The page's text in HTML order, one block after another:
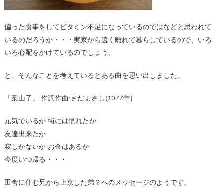
偏った食事をしてビタミン不足になっているのではなどと思われて
いるのだろうか・・・実家から遠く離れて暮らしているので、いろ
いろ心配をかけているのでしょう。
と、そんなことを考えているとある曲を思い出しました。
「案山子」 作詞作曲:さだまさし(1977年)
元気でいるか 街には慣れたか
友達出来たか
寂しかないか お金はあるか
今度いつ帰る・・・
田舎に住む兄から上京した弟？へのメッセージのようです。